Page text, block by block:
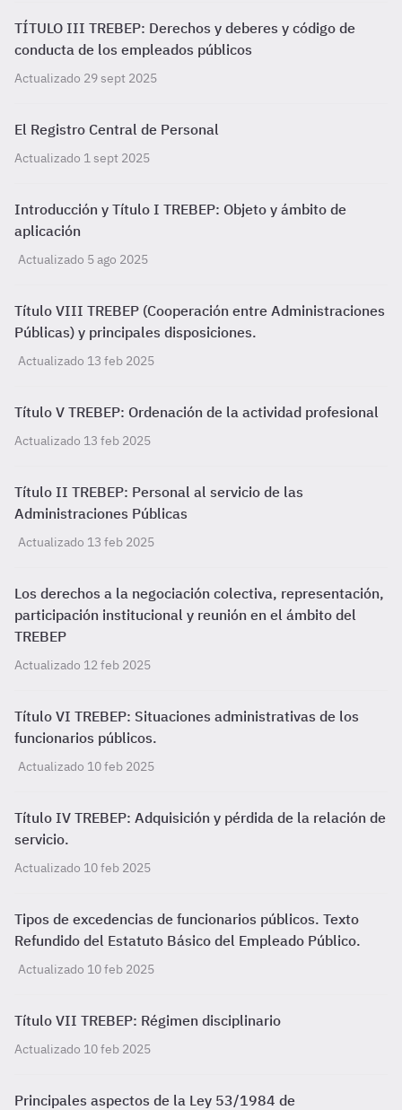
TÍTULO III TREBEP: Derechos y deberes y código de
conducta de los empleados públicos
Actualizado 29 sept 2025
El Registro Central de Personal
Actualizado 1 sept 2025
Introducción y Título I TREBEP: Objeto y ámbito de
aplicación
Actualizado 5 ago 2025
Título VIII TREBEP (Cooperación entre Administraciones
Públicas) y principales disposiciones.
Actualizado 13 feb 2025
Título V TREBEP: Ordenación de la actividad profesional
Actualizado 13 feb 2025
Título II TREBEP: Personal al servicio de las
Administraciones Públicas
Actualizado 13 feb 2025
Los derechos a la negociación colectiva, representación,
participación institucional y reunión en el ámbito del
TREBEP
Actualizado 12 feb 2025
Título VI TREBEP: Situaciones administrativas de los
funcionarios públicos.
Actualizado 10 feb 2025
Título IV TREBEP: Adquisición y pérdida de la relación de
servicio.
Actualizado 10 feb 2025
Tipos de excedencias de funcionarios públicos. Texto
Refundido del Estatuto Básico del Empleado Público.
Actualizado 10 feb 2025
Título VII TREBEP: Régimen disciplinario
Actualizado 10 feb 2025
Principales aspectos de la Ley 53/1984 de